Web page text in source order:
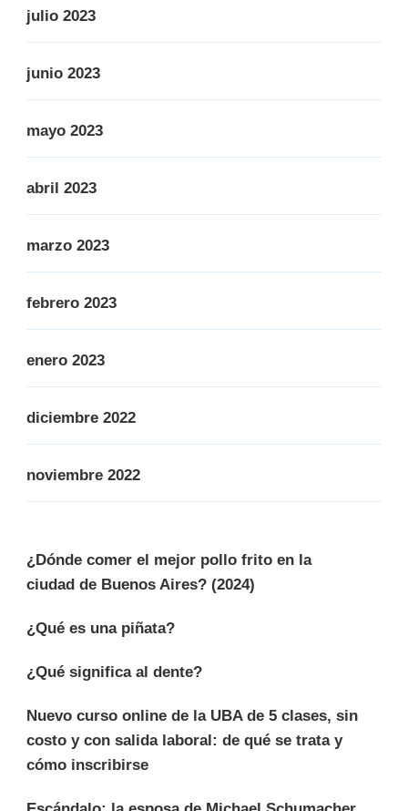
julio 2023
junio 2023
mayo 2023
abril 2023
marzo 2023
febrero 2023
enero 2023
diciembre 2022
noviembre 2022
¿Dónde comer el mejor pollo frito en la
ciudad de Buenos Aires? (2024)
¿Qué es una piñata?
¿Qué significa al dente?
Nuevo curso online de la UBA de 5 clases, sin
costo y con salida laboral: de qué se trata y
cómo inscribirse